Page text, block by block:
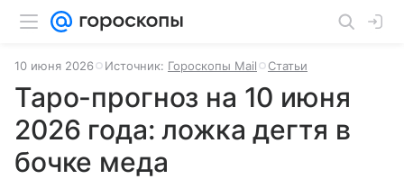
10 июня 2026 Источник: Гороскопы Mail Статьи
Таро-прогноз на 10 июня
2026 года: ложка дегтя в
бочке меда